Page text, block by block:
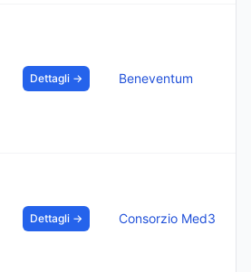
Dettagli → Beneventum
Dettagli → Consorzio Med3